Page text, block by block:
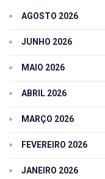
AGOSTO 2026
JUNHO 2026
MAIO 2026
ABRIL 2026
MARÇO 2026
FEVEREIRO 2026
JANEIRO 2026